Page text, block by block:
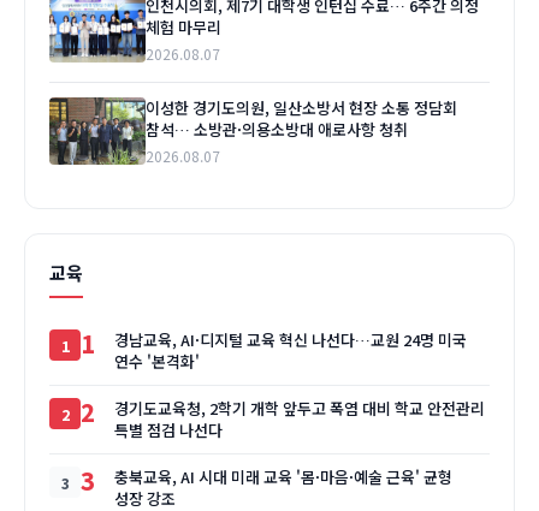
인천시의회, 제7기 대학생 인턴십 수료… 6주간 의정
체험 마무리
2026.08.07
이성한 경기도의원, 일산소방서 현장 소통 정담회
참석… 소방관·의용소방대 애로사항 청취
2026.08.07
교육
1
경남교육, AI·디지털 교육 혁신 나선다…교원 24명 미국
연수 '본격화'
2
경기도교육청, 2학기 개학 앞두고 폭염 대비 학교 안전관리
특별 점검 나선다
3
충북교육, AI 시대 미래 교육 '몸·마음·예술 근육' 균형
성장 강조